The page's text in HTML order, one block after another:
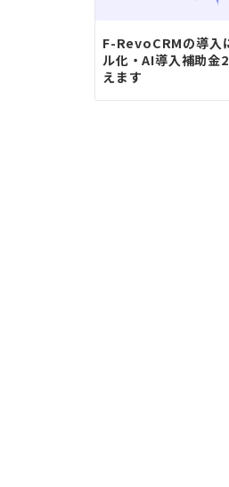
F-RevoCRMの導入
ル化・AI導入補助金
えます